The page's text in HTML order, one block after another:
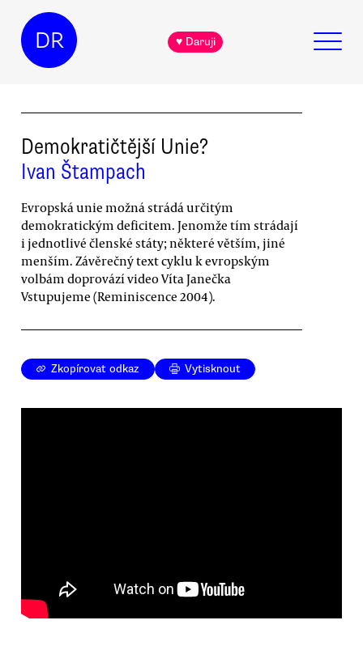
DR ♥ Daruji
Demokratičtější Unie?
Ivan Štampach
Evropská unie možná strádá určitým
demokratickým deficitem. Jenomže tím strádají
i jednotlivé členské státy; některé větším, jiné
menším. Závěrečný text cyklu k evropským
volbám doprovází video Víta Janečka
Vstupujeme (Reminiscence 2004).
Zkopírovat odkaz Vytisknout